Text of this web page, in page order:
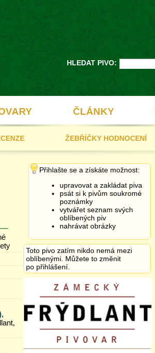
HLEDAT PIVO:
ŽEBŘÍČKY HODNOCENÍ
ČLÁNKY
,
Přihlašte se a získáte možnost:
upravovat a zakládat piva
psát si k pivům soukromé
poznámky
vytvářet seznam svých
oblíbených piv
nahrávat obrázky
Toto pivo zatím nikdo nemá mezi
oblíbenými. Můžete to změnit
po přihlášení.